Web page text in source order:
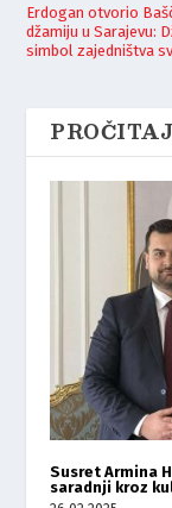
Erdogan otvorio
džamiju u Sarajevu:
simbol zajedništva
Susret Armina
saradnji kroz